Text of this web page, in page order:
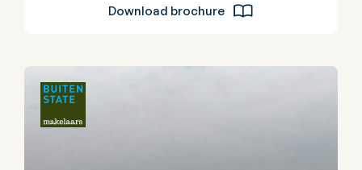
Download brochure